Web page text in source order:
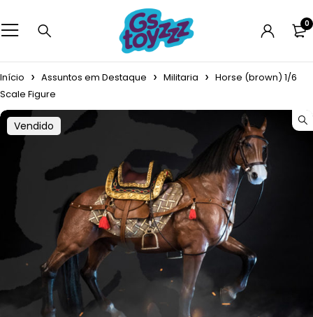
0
Início Assuntos em Destaque Militaria
Horse (brown) 1/6
Scale Figure
Vendido